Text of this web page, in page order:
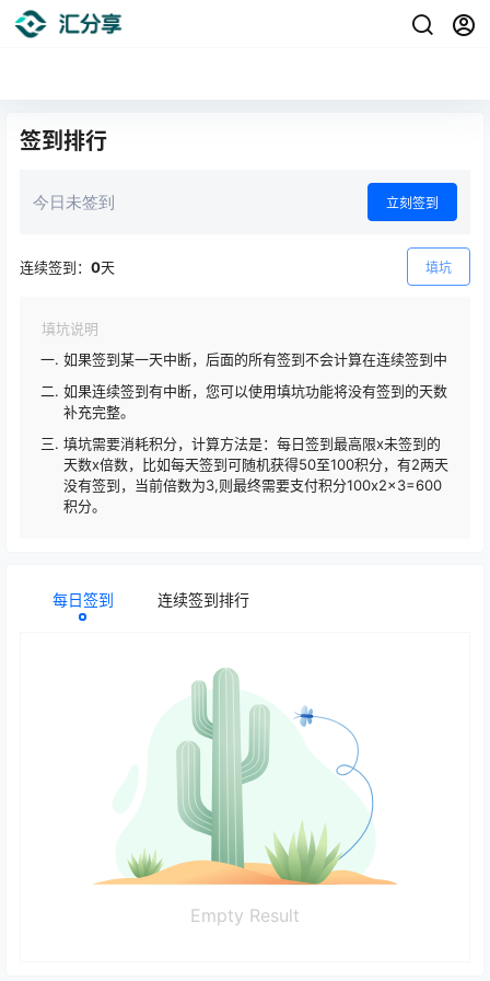
签到排行
今日未签到 立刻签到
连续签到： 0天 填坑
填坑说明
如果签到某一天中断，后面的所有签到不会计算在连续签到中
如果连续签到有中断，您可以使用填坑功能将没有签到的天数
补充完整。
填坑需要消耗积分，计算方法是：每日签到最高限x未签到的
天数x倍数，比如每天签到可随机获得50至100积分，有2两天
没有签到，当前倍数为3,则最终需要支付积分100x2x3=600
积分。
每日签到 连续签到排行
Empty Result